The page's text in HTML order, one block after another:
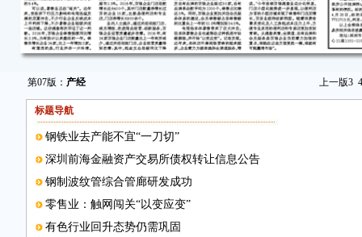
第07版： 产经 上一版3 4
标题导航
钢铁业去产能不宜“一刀切”
深圳前海金融资产交易所债权转让信息公告
钢制波纹管综合管廊研发成功
零售业：触网闯关“以变应变”
有色行业回升态势仍需巩固